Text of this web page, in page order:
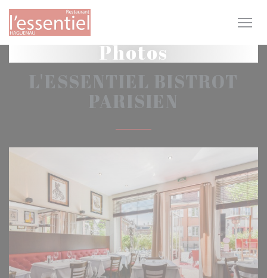
Personnalisation de vos choix en matière de cookies
Photos
L'ESSENTIEL BISTROT
PARISIEN